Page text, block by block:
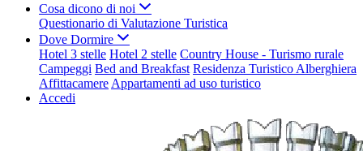
Cosa dicono di noi
Questionario di Valutazione Turistica
Dove Dormire
Hotel 3 stelle Hotel 2 stelle Country House - Turismo rurale
Campeggi Bed and Breakfast Residenza Turistico Alberghiera
Affittacamere Appartamenti ad uso turistico
Accedi